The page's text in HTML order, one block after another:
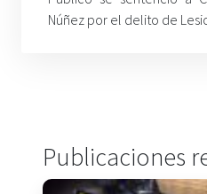
Núñez por el delito de
Publicaciones